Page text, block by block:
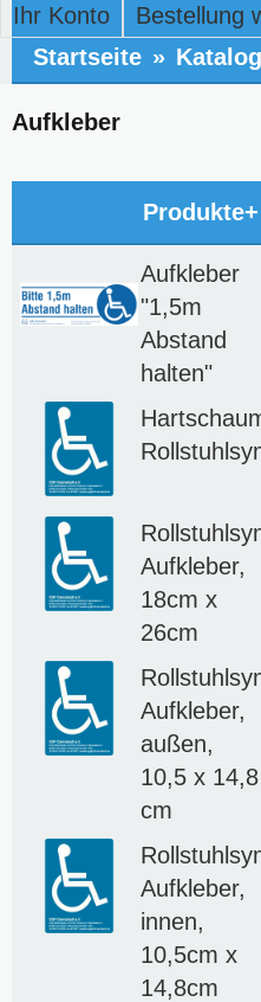
Ihr Konto
Bestellung
Startseite » Katalog
Aufkleber
Produkte+
Aufkleber
"1,5m
Abstand
halten"
Aufkleber,
18cm x
26cm
Aufkleber,
außen,
10,5 x 14,8
cm
Aufkleber,
innen,
10,5cm x
14,8cm